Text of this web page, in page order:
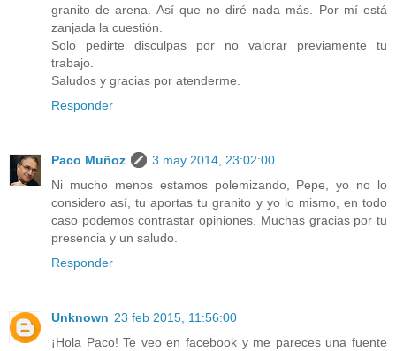
granito de arena. Así que no diré nada más. Por mí está
zanjada la cuestión.
Solo pedirte disculpas por no valorar previamente tu
trabajo.
Saludos y gracias por atenderme.
Responder
Paco Muñoz
3 may 2014, 23:02:00
Ni mucho menos estamos polemizando, Pepe, yo no lo
considero así, tu aportas tu granito y yo lo mismo, en todo
caso podemos contrastar opiniones. Muchas gracias por tu
presencia y un saludo.
Responder
Unknown 23 feb 2015, 11:56:00
¡Hola Paco! Te veo en facebook y me pareces una fuente